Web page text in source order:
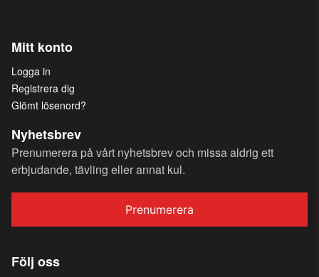
Mitt konto
Logga in
Registrera dig
Glömt lösenord?
Nyhetsbrev
Prenumerera på vårt nyhetsbrev och missa aldrig ett
erbjudande, tävling eller annat kul.
Prenumerera
Följ oss